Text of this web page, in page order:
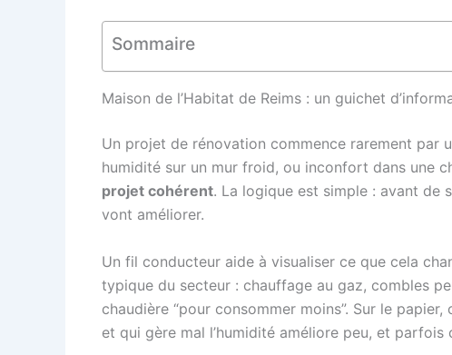
Sommaire
Maison de l’Habitat de Reims : un guichet
Un projet de rénovation commence rarement par
humidité sur un mur froid, ou inconfort dans une
projet cohérent. La logique est simple : avant de
vont améliorer.
Un fil conducteur aide à visualiser ce que cela
typique du secteur : chauffage au gaz, combles
chaudière “pour consommer moins”. Sur le
et qui gère mal l’humidité améliore peu, et